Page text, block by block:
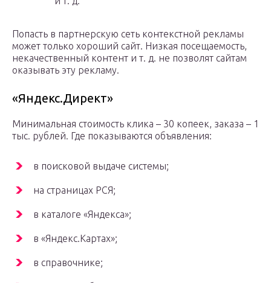
Попасть в партнерскую сеть контекстной рекламы
может только хороший сайт. Низкая посещаемость,
некачественный контент и т. д. не позволят сайтам
оказывать эту рекламу.
«Яндекс.Директ»
Минимальная стоимость клика – 30 копеек, заказа – 1
тыс. рублей. Где показываются объявления:
в поисковой выдаче системы;
на страницах РСЯ;
в каталоге «Яндекса»;
в «Яндекс.Картах»;
в справочнике;